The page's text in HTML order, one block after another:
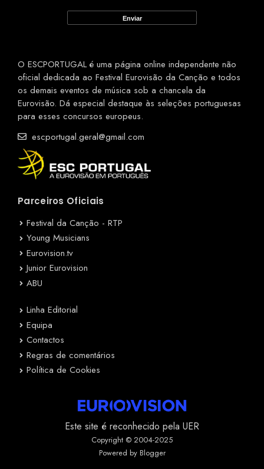
O ESCPORTUGAL é uma página online independente não
oficial dedicada ao Festival Eurovisão da Canção e todos
os demais eventos de música sob a chancela da
Eurovisão. Dá especial destaque às seleções portuguesas
para esses concursos europeus.
escportugal.geral@gmail.com
Parceiros Oficiais
Festival da Canção - RTP
Young Musicians
Eurovision.tv
Junior Eurovision
ABU
Linha Editorial
Equipa
Contactos
Regras de comentários
Política de Cookies
Este site é reconhecido pela UER
Copyright © 2004-2025
Powered by Blogger